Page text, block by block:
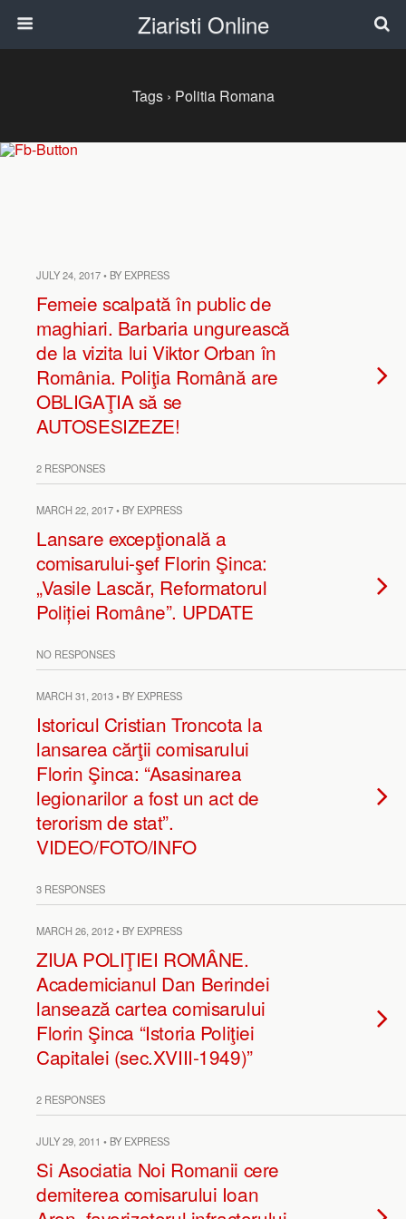
Ziaristi Online
Tags › Politia Romana
JULY 24, 2017 • BY EXPRESS
Femeie scalpată în public de
maghiari. Barbaria ungurească
de la vizita lui Viktor Orban în
România. Poliţia Română are
OBLIGAŢIA să se
AUTOSESIZEZE!
2 RESPONSES
MARCH 22, 2017 • BY EXPRESS
Lansare excepţională a
comisarului-şef Florin Şinca:
„Vasile Lascăr, Reformatorul
Poliției Române”. UPDATE
NO RESPONSES
MARCH 31, 2013 • BY EXPRESS
Istoricul Cristian Troncota la
lansarea cărţii comisarului
Florin Şinca: “Asasinarea
legionarilor a fost un act de
terorism de stat”.
VIDEO/FOTO/INFO
3 RESPONSES
MARCH 26, 2012 • BY EXPRESS
ZIUA POLIŢIEI ROMÂNE.
Academicianul Dan Berindei
lansează cartea comisarului
Florin Şinca “Istoria Poliţiei
Capitalei (sec.XVIII-1949)”
2 RESPONSES
JULY 29, 2011 • BY EXPRESS
Si Asociatia Noi Romanii cere
demiterea comisarului Ioan